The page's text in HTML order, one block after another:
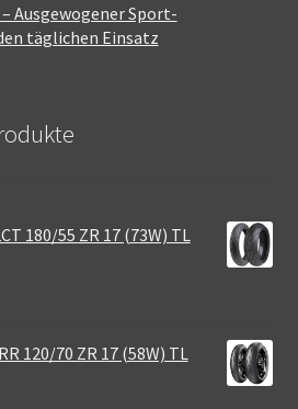
Ausgewogener Sport-
täglichen Einsatz
180/55 ZR 17 (73W) TL
120/70 ZR 17 (58W) TL